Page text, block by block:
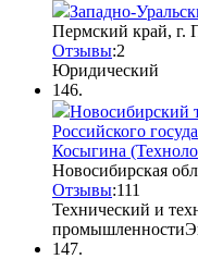
Западно-
Пермский край, г.
Отзывы:2
Юридический
146.
Новосибирский
Российского
Косыгина
Новосибирская
Отзывы:111
Технический и
промышленности
147.